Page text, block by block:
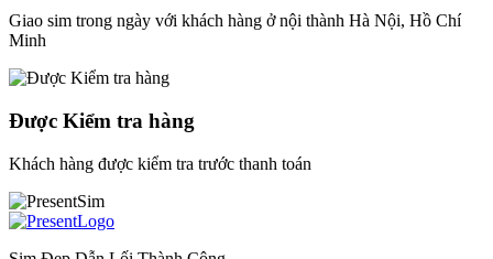
Giao sim trong ngày với khách hàng ở nội thành Hà Nội, Hồ Chí
Minh
Được Kiểm tra hàng
Khách hàng được kiểm tra trước thanh toán